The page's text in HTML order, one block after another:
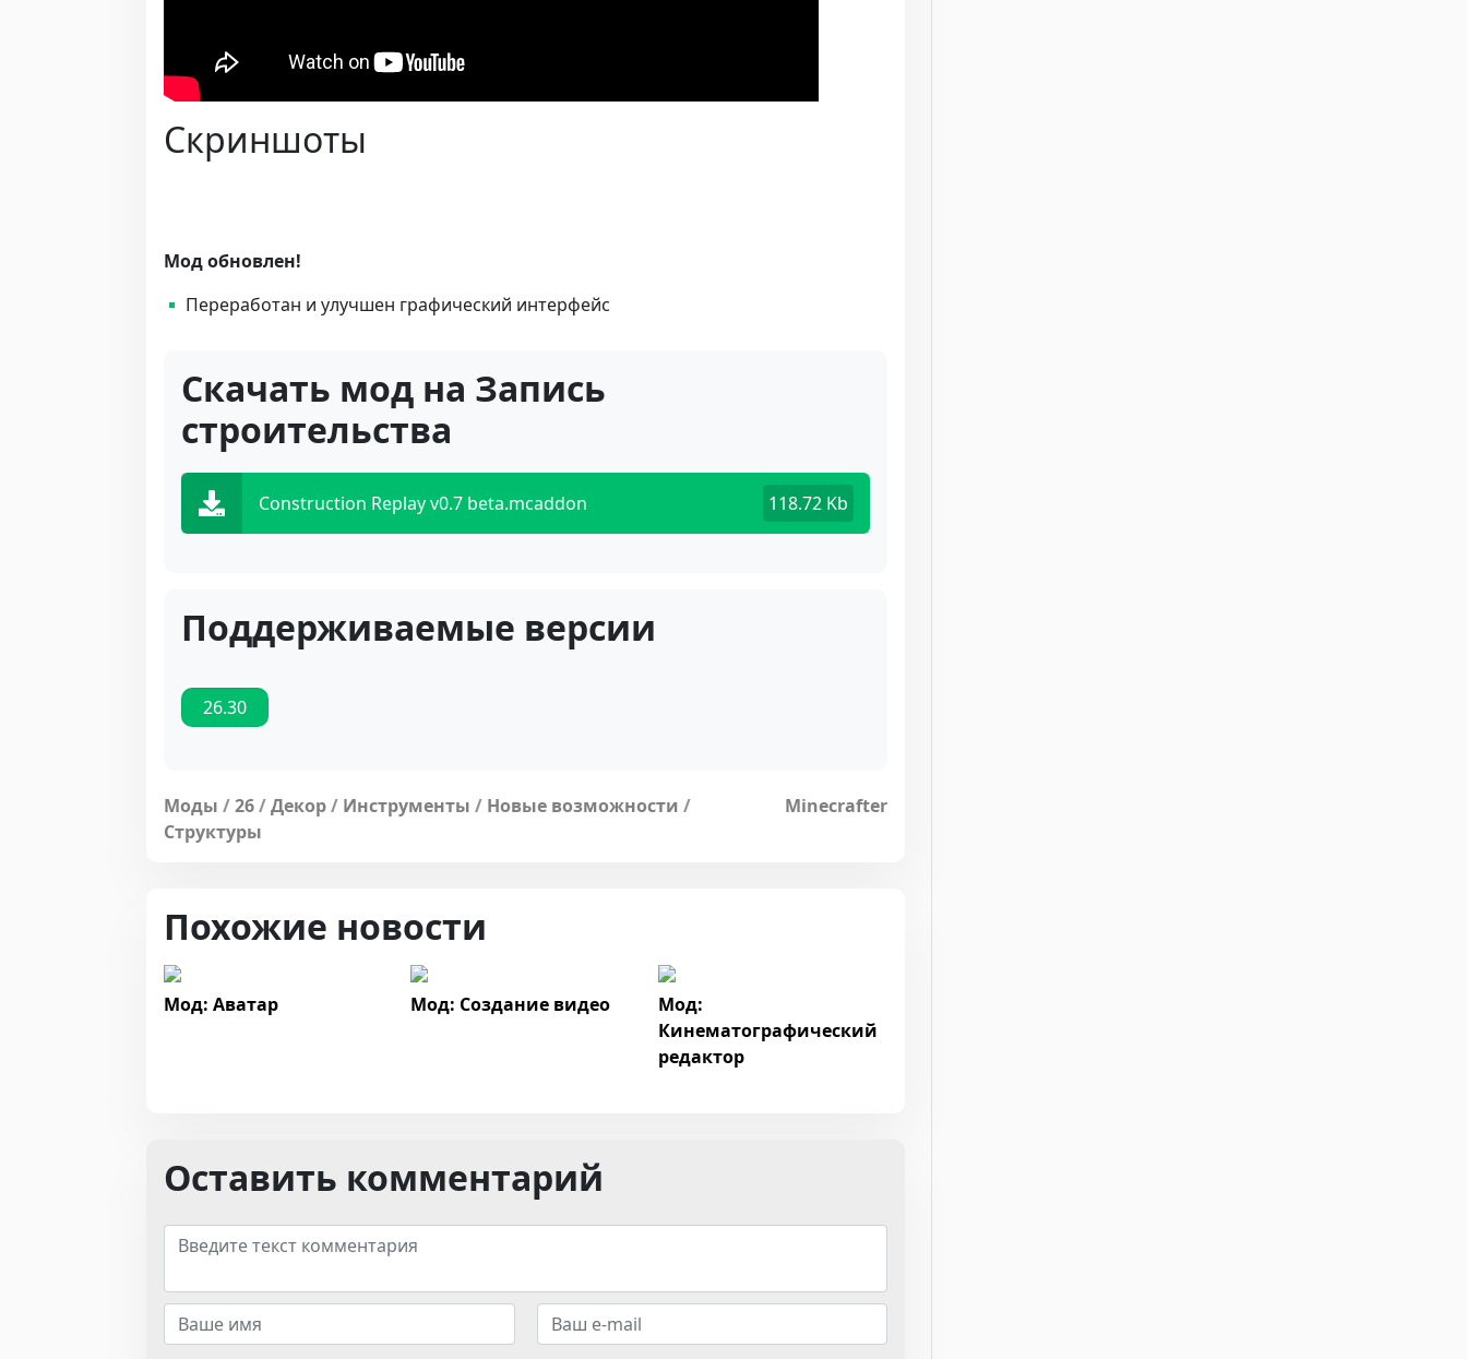
Скриншоты
Мод обновлен!
Переработан и улучшен графический интерфейс
Скачать мод на Запись
строительства
Construction Replay v0.7 beta.mcaddon 118.72 Kb
Поддерживаемые версии
26.30
Моды /26/Декор/ Инструменты / Новые возможности /
Структуры
Minecrafter
Похожие новости
Мод: Аватар Мод: Создание видео
Мод:
Кинематографический
редактор
Оставить комментарий